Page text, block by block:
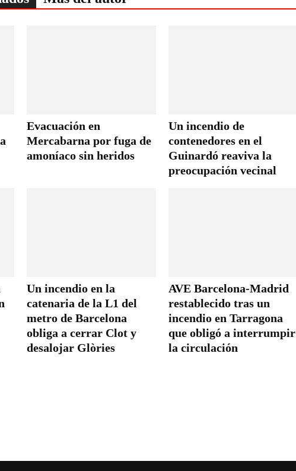
Evacuación en
Mercabarna por fuga de
amoníaco sin heridos
Un incendio de
contenedores en el
Guinardó reaviva la
preocupación vecinal
Un incendio en la
catenaria de la L1 del
metro de Barcelona
obliga a cerrar Clot y
desalojar Glòries
AVE Barcelona-Madrid
restablecido tras un
incendio en Tarragona
que obligó a interrumpir
la circulación